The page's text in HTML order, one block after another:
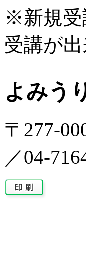
※新規受
受講が出
よみう
〒277-
／04-